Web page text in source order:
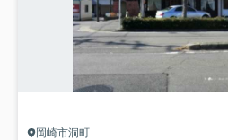
岡崎市洞町